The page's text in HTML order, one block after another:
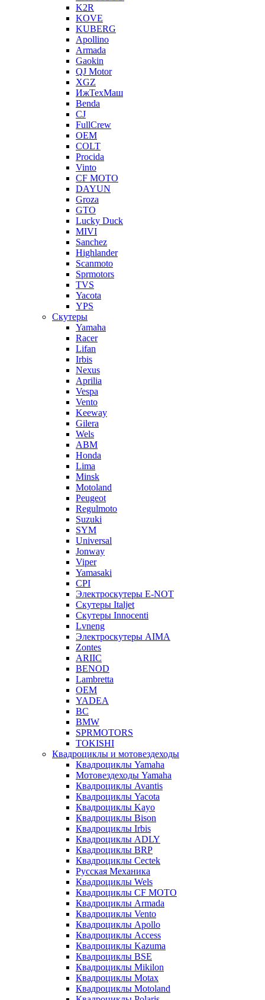
K2R
KOVE
KUBERG
Apollino
Armada
Gaokin
QJ Motor
XGZ
ИжТехМаш
Benda
CJ
FullCrew
OEM
COLT
Procida
Vinto
CF MOTO
DAYUN
Groza
GTO
Lucky Duck
MIVI
Sanchez
Highlander
Scanmoto
Sprmotors
TVS
Yacota
YPS
Скутеры
Yamaha
Racer
Lifan
Irbis
Nexus
Aprilia
Vespa
Vento
Keeway
Gilera
Wels
ABM
Honda
Lima
Minsk
Motoland
Peugeot
Regulmoto
Suzuki
SYM
Universal
Jonway
Viper
Yamasaki
CPI
Электроскутеры E-NOT
Скутеры Italjet
Скутеры Innocenti
Lvneng
Электроскутеры AIMA
Zontes
ARIIC
BENOD
Lambretta
OEM
YADEA
BC
BMW
SPRMOTORS
TOKISHI
Квадроциклы и мотовездеходы
Квадроциклы Yamaha
Мотовездеходы Yamaha
Квадроциклы Avantis
Квадроциклы Yacota
Квадроциклы Kayo
Квадроциклы Bison
Квадроциклы Irbis
Квадроциклы ADLY
Квадроциклы BRP
Квадроциклы Cectek
Русская Механика
Квадроциклы Wels
Квадроциклы CF MOTO
Квадроциклы Armada
Квадроциклы Vento
Квадроциклы Apollo
Квадроциклы Access
Квадроциклы Kazuma
Квадроциклы BSE
Квадроциклы Mikilon
Квадроциклы Motax
Квадроциклы Motoland